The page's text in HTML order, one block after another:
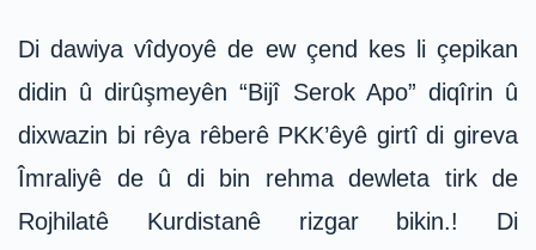
Di dawiya vîdyoyê de ew çend kes li çepikan
didin û dirûşmeyên “Bijî Serok Apo” diqîrin û
dixwazin bi rêya rêberê PKK’êyê girtî di gireva
Îmraliyê de û di bin rehma dewleta tirk de
Rojhilatê Kurdistanê rizgar bikin.! Di